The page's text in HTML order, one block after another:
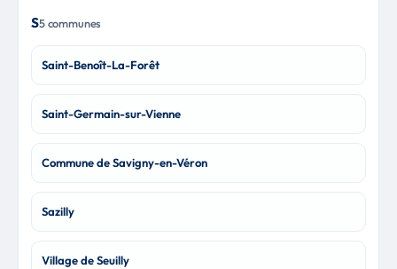
S5 communes
Saint-Benoît-La-Forêt
Saint-Germain-sur-Vienne
Commune de Savigny-en-Véron
Sazilly
Village de Seuilly